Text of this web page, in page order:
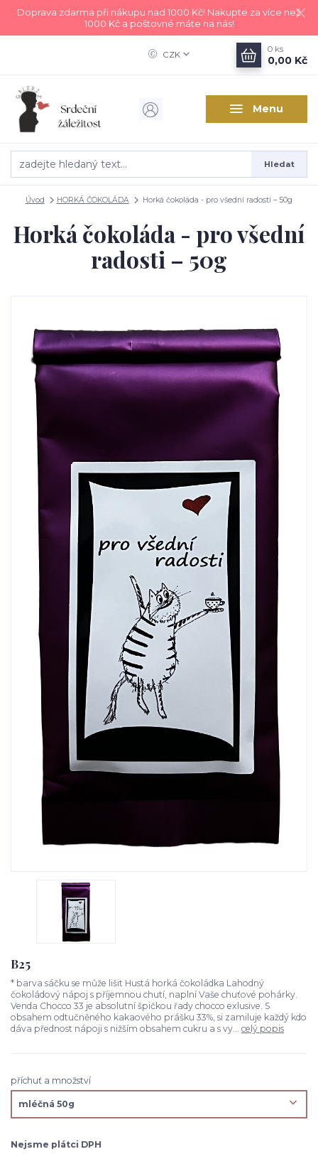
Doprava zdarma při nákupu nad 1000 Kč! Nakupte za více než
1000 Kč a poštovné máte na nás!
Menu
CZK
Hledat
0 ks
0,00 Kč
Úvod HORKÁ ČOKOLÁDA Horká čokoláda - pro všední radosti – 50g
Horká čokoláda - pro všední
radosti – 50g
B25
* barva sáčku se může lišit Hustá horká čokoládka Lahodný
čokoládový nápoj s příjemnou chutí, naplní Vaše chuťové pohárky.
Venda Chocco 33 je absolutní špičkou řady chocco exlusive. S
obsahem odtučněného kakaového prášku 33%, si zamiluje každý kdo
dáva přednost nápoji s nižším obsahem cukru a s vy... celý popis
příchuť a množství
Nejsme plátci DPH